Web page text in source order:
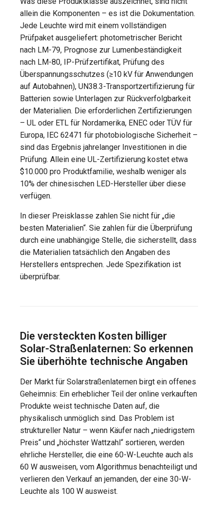
allein die Komponenten – es ist die Dokumentation.
Jede Leuchte wird mit einem vollständigen
Prüfpaket ausgeliefert: photometrischer Bericht
nach LM-79, Prognose zur Lumenbeständigkeit
nach LM-80, IP-Prüfzertifikat, Prüfung des
Überspannungsschutzes (≥10 kV für Anwendungen
auf Autobahnen), UN38.3-Transportzertifizierung für
Batterien sowie Unterlagen zur Rückverfolgbarkeit
der Materialien. Die erforderlichen Zertifizierungen
– UL oder ETL für Nordamerika, ENEC oder TÜV für
Europa, IEC 62471 für photobiologische Sicherheit –
sind das Ergebnis jahrelanger Investitionen in die
Prüfung. Allein eine UL-Zertifizierung kostet etwa
$10.000 pro Produktfamilie, weshalb weniger als
10% der chinesischen LED-Hersteller über diese
verfügen.
In dieser Preisklasse zahlen Sie nicht für „die
besten Materialien“. Sie zahlen für die Überprüfung
durch eine unabhängige Stelle, die sicherstellt, dass
die Materialien tatsächlich den Angaben des
Herstellers entsprechen. Jede Spezifikation ist
überprüfbar.
Die versteckten Kosten billiger
Solar-Straßenlaternen: So erkennen
Sie überhöhte technische Angaben
Der Markt für Solarstraßenlaternen birgt ein offenes
Geheimnis: Ein erheblicher Teil der online verkauften
Produkte weist technische Daten auf, die
physikalisch unmöglich sind. Das Problem ist
struktureller Natur – wenn Käufer nach „niedrigstem
Preis“ und „höchster Wattzahl“ sortieren, werden
ehrliche Hersteller, die eine 60-W-Leuchte auch als
60 W ausweisen, vom Algorithmus benachteiligt und
verlieren den Verkauf an jemanden, der eine 30-W-
Leuchte als 100 W ausweist.